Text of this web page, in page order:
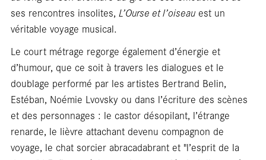
ses rencontres insolites, L’Ourse et l’oiseauest un
véritable voyage musical.
Le court métrage regorge également d’énergie et
d’humour, que ce soit à travers les dialogues et le
doublage performé par les artistes Bertrand Belin,
Estéban, Noémie Lvovsky ou dans l’écriture des scènes
et des personnages : le castor désopilant, l’étrange
renarde, le lièvre attachant devenu compagnon de
voyage, le chat sorcier abracadabrant et "l’esprit de la